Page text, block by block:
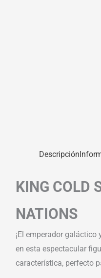
Descripción
KING COLD
NATIONS
¡El emperador
en esta espectacular
característica, perfecto